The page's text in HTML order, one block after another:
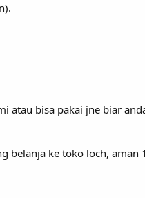
atau bisa pakai jne biar
belanja ke toko loch, aman